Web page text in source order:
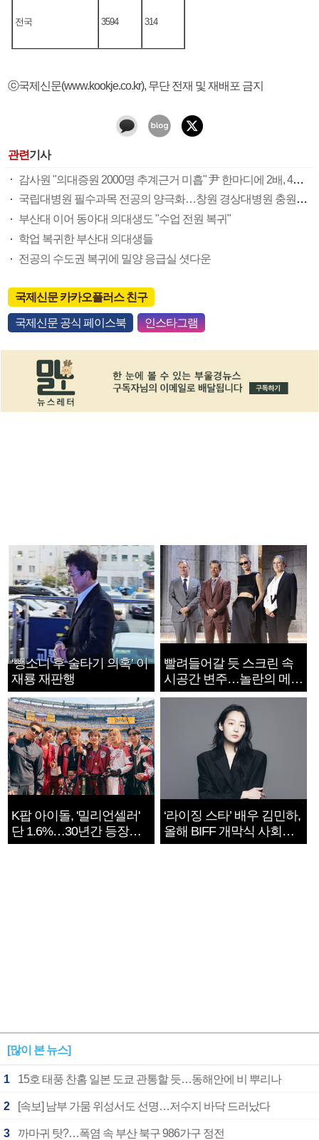
전국 3594 314
ⓒ국제신문(www.kookje.co.kr), 무단 전재 및 재배포 금지
관련기사
감사원 "의대증원 2000명 추계근거 미흡" 尹 한마디에 2배, 4배로
국립대병원 필수과목 전공의 양극화…창원 경상대병원 충원율 23%
부산대 이어 동아대 의대생도 "수업 전원 복귀"
학업 복귀한 부산대 의대생들
전공의 수도권 복귀에 밀양 응급실 셧다운
국제신문 카카오플러스 친구
국제신문 공식 페이스북 인스타그램
‘뺑소니 후 술타기 의혹’ 이
재룡 재판행
빨려들어갈 듯 스크린 속
시공간 변주…놀란의 메시
지는 ‘전쟁 속죄’
K팝 아이돌, '밀리언셀러'
단 1.6%…30년간 등장
1182개팀 전수조사
‘라이징 스타’ 배우 김민하,
올해 BIFF 개막식 사회자
확정
[많이 본 뉴스]
1 15호 태풍 찬홈 일본 도쿄 관통할 듯…동해안에 비 뿌리나
2 [속보] 남부 가뭄 위성서도 선명…저수지 바닥 드러났다
3 까마귀 탓?…폭염 속 부산 북구 986가구 정전